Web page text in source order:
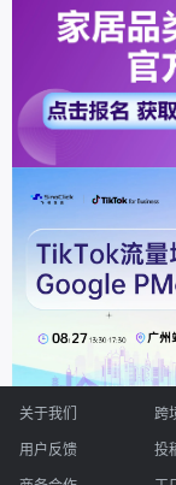
关于我们 跨
用户反馈 投